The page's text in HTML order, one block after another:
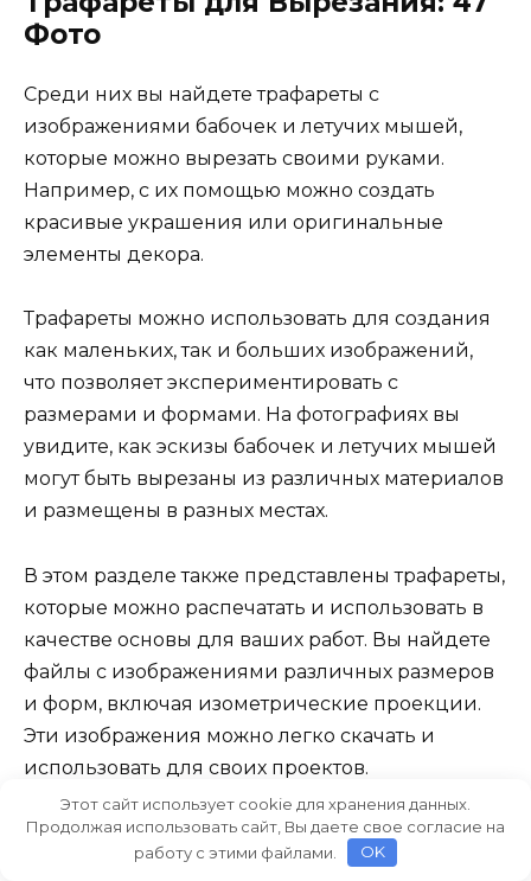
Фото
Среди них вы найдете трафареты с
изображениями бабочек и летучих мышей,
которые можно вырезать своими руками.
Например, с их помощью можно создать
красивые украшения или оригинальные
элементы декора.
Трафареты можно использовать для создания
как маленьких, так и больших изображений,
что позволяет экспериментировать с
размерами и формами. На фотографиях вы
увидите, как эскизы бабочек и летучих мышей
могут быть вырезаны из различных материалов
и размещены в разных местах.
В этом разделе также представлены трафареты,
которые можно распечатать и использовать в
качестве основы для ваших работ. Вы найдете
файлы с изображениями различных размеров
и форм, включая изометрические проекции.
Эти изображения можно легко скачать и
использовать для своих проектов.
Трафареты с изображениями крыльями
бабочек и летучих мышей особенно популярны
Этот сайт использует cookie для хранения данных.
Продолжая использовать сайт, Вы даете свое согласие на
работу с этими файлами.
OK